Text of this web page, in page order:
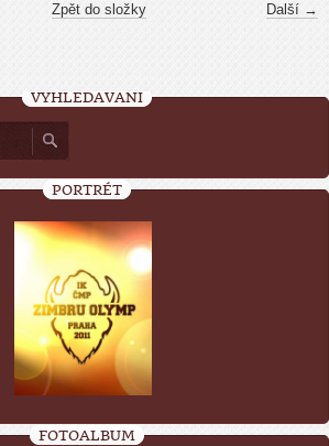
Další →
Zpět do složky
VYHLEDÁVÁNÍ
PORTRÉT
FOTOALBUM